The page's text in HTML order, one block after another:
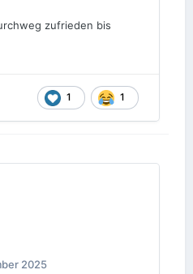
zufrieden bis
1 1
2025